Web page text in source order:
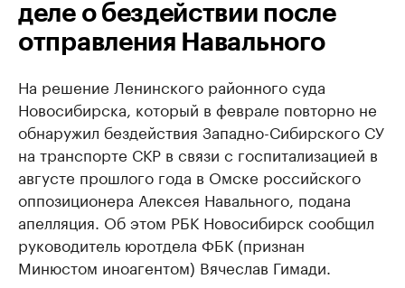
деле о бездействии после
отправления Навального
На решение Ленинского районного суда
Новосибирска, который в феврале повторно не
обнаружил бездействия Западно-Сибирского СУ
на транспорте СКР в связи с госпитализацией в
августе прошлого года в Омске российского
оппозиционера Алексея Навального, подана
апелляция. Об этом РБК Новосибирск сообщил
руководитель юротдела ФБК (признан
Минюстом иноагентом) Вячеслав Гимади.